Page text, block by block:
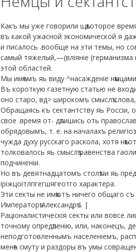
Какъ мы уже говорили щѣкоторое
въ какой ужасной экономической я
и писалось .вообще на эти темы, но
самый тяжелый,—(вліяніе (германизма
этой областей.
Мы имѣемъ яь виду ^насажденіе
Въ короткую газетную статью не
оно старо, вд> широкомъ смыслѣ слова,
Обращаясь къ сектантству яь Россіи,
свое .время от- дѣлишись оть
обрядовымъ, т. е. на началахъ
чужда духу русскаго раскола, хотя
толковалось яь смыслѣ равенства
подчиненіи.
Но въ девятнадцатомъ столѣтіи яь
іріжцоітлпгегшягеотго характера.
Эти секты не имѣютъ ничего общаго
Императорѣ Александрѣ I. |
Раціоналистическія секты или вовсе
точному опредѣленію, или, наконецъ,
неподготовленнымъ населеніемъ,
менѣе смуту и раздоры въ умы